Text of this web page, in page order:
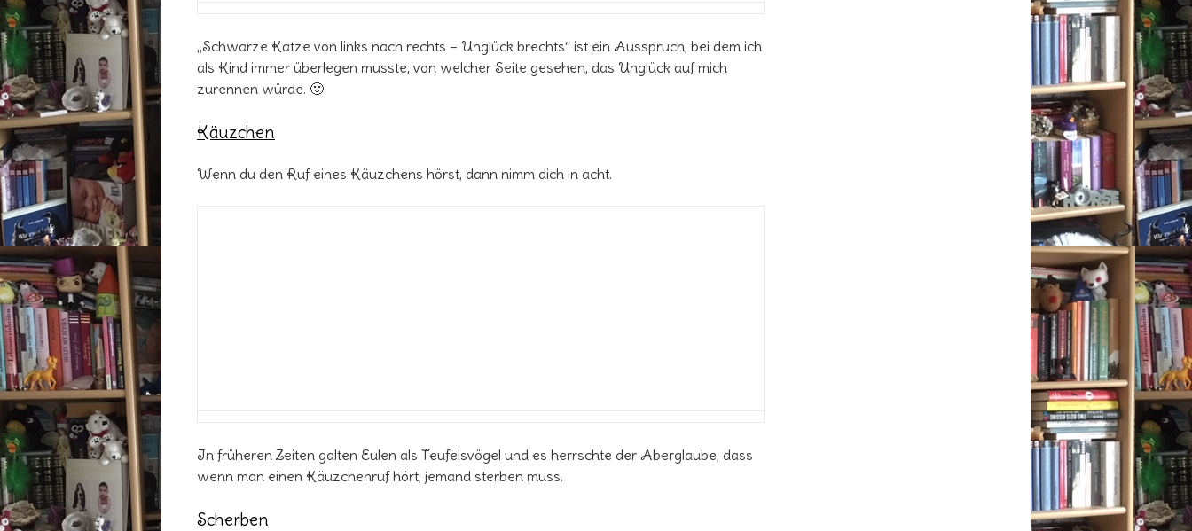
„Schwarze Katze von links nach rechts – Unglück brechts“ ist ein Ausspruch, bei dem ich
als Kind immer überlegen musste, von welcher Seite gesehen, das Unglück auf mich
zurennen würde. 🙂
Käuzchen
Wenn du den Ruf eines Käuzchens hörst, dann nimm dich in acht.
In früheren Zeiten galten Eulen als Teufelsvögel und es herrschte der Aberglaube, dass
wenn man einen Käuzchenruf hört, jemand sterben muss.
Scherben